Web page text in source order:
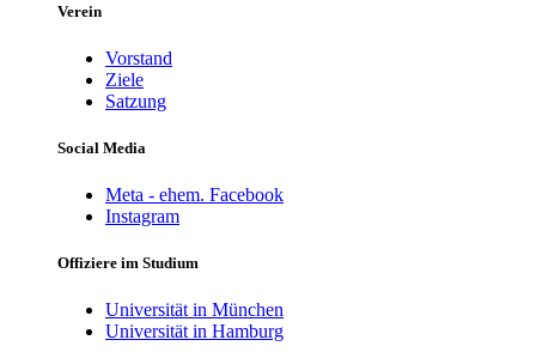
Verein
Vorstand
Ziele
Satzung
Social Media
Meta - ehem. Facebook
Instagram
Offiziere im Studium
Universität in München
Universität in Hamburg